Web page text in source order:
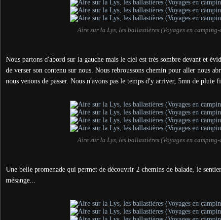
Aire sur la Lys, les ballastières (Voyages en
Nous partons d'abord sur la gauche mais le ciel est très sombre devant et
de verser son contenu sur nous. Nous rebroussons chemin pour aller nous
nous venons de passer. Nous n'avons pas le temps d'y arriver, 5mn de pluie
Aire sur la Lys, les ballastières (Voyages en
Une belle promenade qui permet de découvrir 2 chemins de balade, le
mésange...